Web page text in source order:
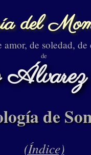
del
amor, de soledad, de
de
de
(Índice)